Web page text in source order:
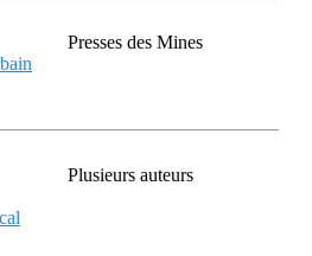
Presses des Mines
Plusieurs auteurs